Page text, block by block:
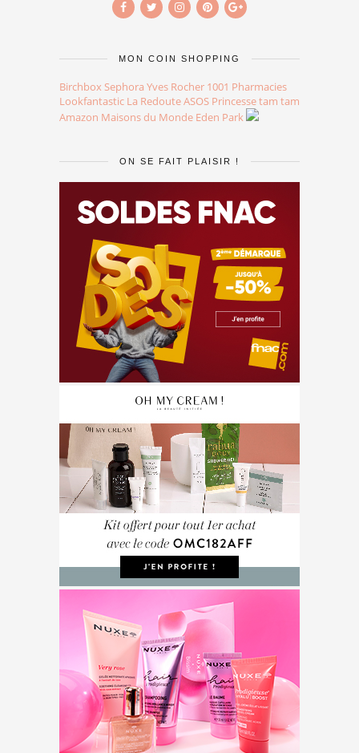
MON COIN SHOPPING
Birchbox Sephora Yves Rocher 1001 Pharmacies
Lookfantastic La RedouteASOS Princesse tam tam
Amazon Maisons du Monde Eden Park
ON SE FAIT PLAISIR !